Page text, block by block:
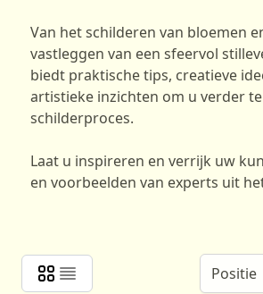
Van het schilderen van bloemen
vastleggen van een sfeervol
biedt praktische tips, creatieve
artistieke inzichten om u verder
schilderproces.
Laat u inspireren en verrijk uw
en voorbeelden van experts uit